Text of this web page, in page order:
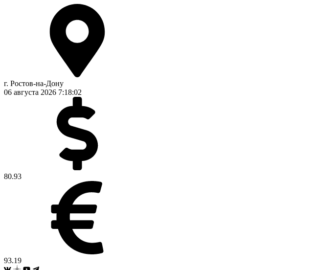
г. Ростов-на-Дону
06 августа 2026 7:18:02
80.93
93.19